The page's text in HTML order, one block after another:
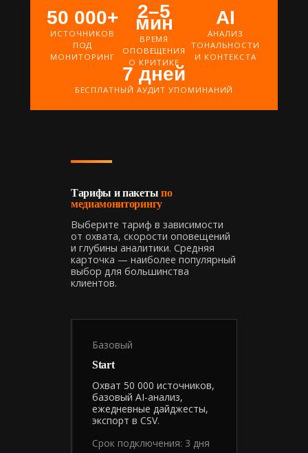
50 000+
ИСТОЧНИКОВ
ПОД
МОНИТОРИНГ
2–5
мин
ВРЕМЯ
ОПОВЕЩЕНИЯ
О КРИТИКЕ
AI
АНАЛИЗ
ТОНАЛЬНОСТИ
И КОНТЕКСТА
7 дней
БЕСПЛАТНЫЙ АУДИТ УПОМИНАНИЙ
Тарифы и пакеты по
медиамониторингу
Выберите тариф в зависимости
от охвата, скорости оповещений
и глубины аналитики. Средняя
карточка — наиболее популярный
выбор для большинства
клиентов.
Базовый
Start
Охват 50 000 источников,
базовый AI-анализ,
ежедневные дайджесты,
экспорт в CSV.
Срок подключения: 3 дня